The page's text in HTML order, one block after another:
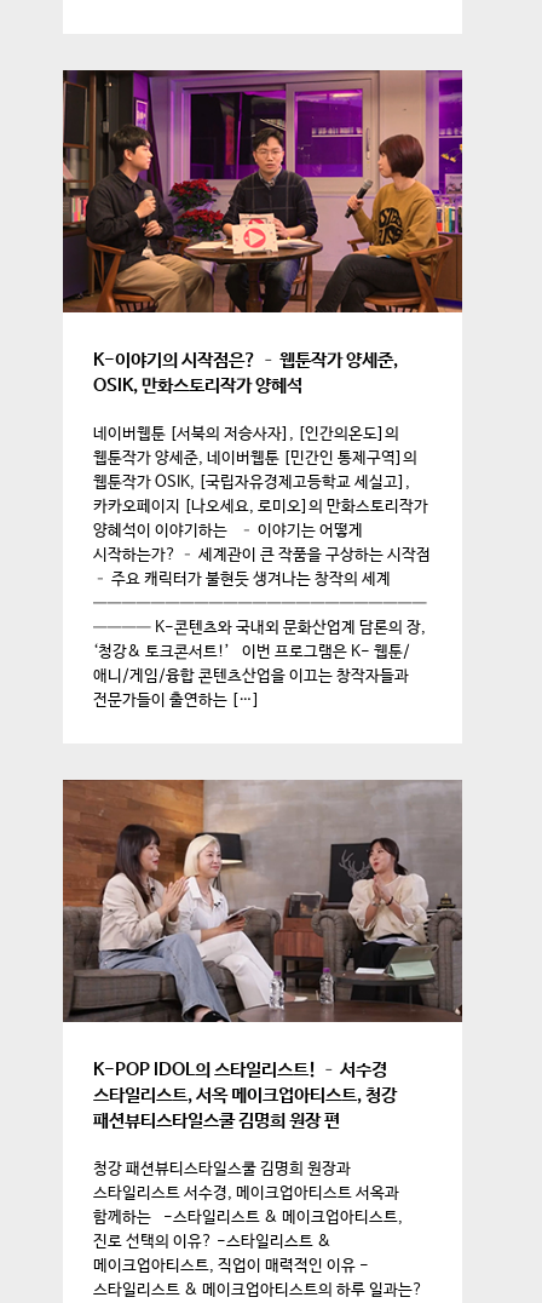
K-이야기의 시작점은? – 웹툰작가 양세준,
OSIK, 만화스토리작가 양혜석
네이버웹툰 [서북의 저승사자], [인간의온도]의
웹툰작가 양세준, 네이버웹툰 [민간인 통제구역]의
웹툰작가 OSIK, [국립자유경제고등학교 세실고],
카카오페이지 [나오세요, 로미오]의 만화스토리작가
양혜석이 이야기하는 – 이야기는 어떻게
시작하는가? – 세계관이 큰 작품을 구상하는 시작점
– 주요 캐릭터가 불현듯 생겨나는 창작의 세계
———————————————————————
———— K-콘텐츠와 국내외 문화산업계 담론의 장,
‘청강& 토크콘서트!’ 이번 프로그램은 K- 웹툰/
애니/게임/융합 콘텐츠산업을 이끄는 창작자들과
전문가들이 출연하는 […]
K-POP IDOL의 스타일리스트! – 서수경
스타일리스트, 서옥 메이크업아티스트, 청강
패션뷰티스타일스쿨 김명희 원장 편
청강 패션뷰티스타일스쿨 김명희 원장과
스타일리스트 서수경, 메이크업아티스트 서옥과
함께하는 -스타일리스트 & 메이크업아티스트,
진로 선택의 이유? -스타일리스트 &
메이크업아티스트, 직업이 매력적인 이유 -
스타일리스트 & 메이크업아티스트의 하루 일과는?